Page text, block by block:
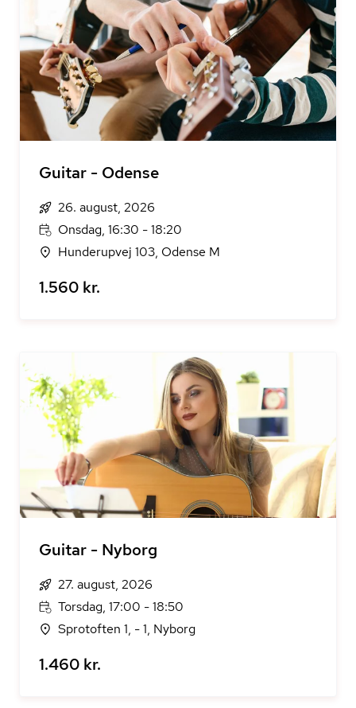
Guitar - Odense
26. august, 2026
Onsdag, 16:30 - 18:20
Hunderupvej 103, Odense M
1.560 kr.
Guitar - Nyborg
27. august, 2026
Torsdag, 17:00 - 18:50
Sprotoften 1, - 1, Nyborg
1.460 kr.